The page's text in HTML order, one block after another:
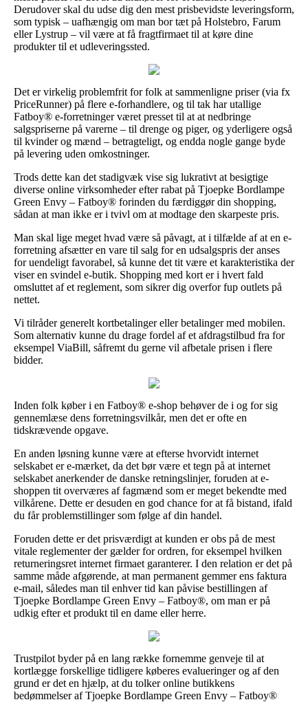
Derudover skal du udse dig den mest prisbevidste leveringsform,
som typisk – uafhængig om man bor tæt på Holstebro, Farum
eller Lystrup – vil være at få fragtfirmaet til at køre dine
produkter til et udleveringssted.
Det er virkelig problemfrit for folk at sammenligne priser (via fx
PriceRunner) på flere e-forhandlere, og til tak har utallige
Fatboy® e-forretninger været presset til at at nedbringe
salgspriserne på varerne – til drenge og piger, og yderligere også
til kvinder og mænd – betragteligt, og endda nogle gange byde
på levering uden omkostninger.
Trods dette kan det stadigvæk vise sig lukrativt at besigtige
diverse online virksomheder efter rabat på Tjoepke Bordlampe
Green Envy – Fatboy® forinden du færdiggør din shopping,
sådan at man ikke er i tvivl om at modtage den skarpeste pris.
Man skal lige meget hvad være så påvagt, at i tilfælde af at en e-
forretning afsætter en vare til salg for en udsalgspris der anses
for uendeligt favorabel, så kunne det tit være et karakteristika der
viser en svindel e-butik. Shopping med kort er i hvert fald
omsluttet af et reglement, som sikrer dig overfor fup outlets på
nettet.
Vi tilråder generelt kortbetalinger eller betalinger med mobilen.
Som alternativ kunne du drage fordel af et afdragstilbud fra for
eksempel ViaBill, såfremt du gerne vil afbetale prisen i flere
bidder.
Inden folk køber i en Fatboy® e-shop behøver de i og for sig
gennemlæse dens forretningsvilkår, men det er ofte en
tidskrævende opgave.
En anden løsning kunne være at efterse hvorvidt internet
selskabet er e-mærket, da det bør være et tegn på at internet
selskabet anerkender de danske retningslinjer, foruden at e-
shoppen tit overværes af fagmænd som er meget bekendte med
vilkårene. Dette er desuden en god chance for at få bistand, ifald
du får problemstillinger som følge af din handel.
Foruden dette er det prisværdigt at kunden er obs på de mest
vitale reglementer der gælder for ordren, for eksempel hvilken
returneringsret internet firmaet garanterer. I den relation er det på
samme måde afgørende, at man permanent gemmer ens faktura
e-mail, således man til enhver tid kan påvise bestillingen af
Tjoepke Bordlampe Green Envy – Fatboy®, om man er på
udkig efter et produkt til en dame eller herre.
Trustpilot byder på en lang række fornemme genveje til at
kortlægge forskellige tidligere køberes evalueringer og af den
grund er det en hjælp, at du tolker online butikkens
bedømmelser af Tjoepke Bordlampe Green Envy – Fatboy®